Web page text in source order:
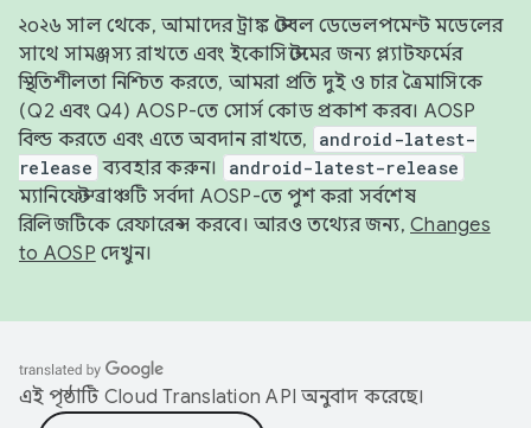
২০২৬ সাল থেকে, আমাদের ট্রাঙ্ক স্টেবল ডেভেলপমেন্ট মডেলের
সাথে সামঞ্জস্য রাখতে এবং ইকোসিস্টেমের জন্য প্ল্যাটফর্মের
স্থিতিশীলতা নিশ্চিত করতে, আমরা প্রতি দুই ও চার ত্রৈমাসিকে
(Q2 এবং Q4) AOSP-তে সোর্স কোড প্রকাশ করব। AOSP
বিল্ড করতে এবং এতে অবদান রাখতে,
android-latest-
release ব্যবহার করুন। android-latest-release
ম্যানিফেস্ট ব্রাঞ্চটি সর্বদা AOSP-তে পুশ করা সর্বশেষ
রিলিজটিকে রেফারেন্স করবে। আরও তথ্যের জন্য, Changes
to AOSP দেখুন।
এই পৃষ্ঠাটি Cloud Translation API অনুবাদ করেছে।